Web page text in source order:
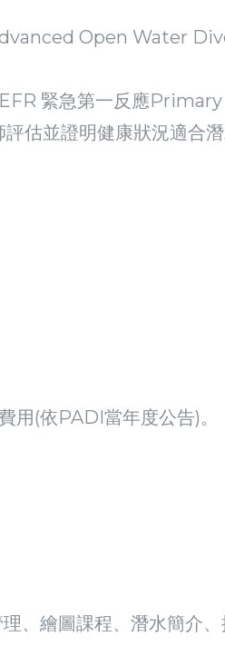
Open Water
緊急第一反應
估並證明健康狀況適合潛
用(依PADI當年度公告)。
、繪圖課程、潛水簡介